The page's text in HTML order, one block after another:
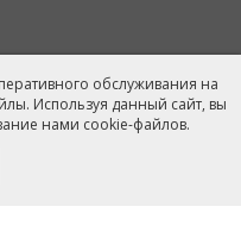
обслуживания на
Используя данный сайт, вы
нами cookie-файлов.